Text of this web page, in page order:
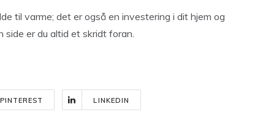
til varme; det er også en investering i dit hjem og
er du altid et skridt foran.
PINTEREST LINKEDIN